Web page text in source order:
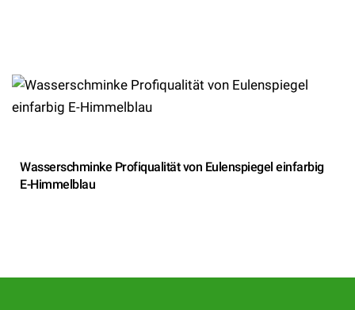
Wasserschminke Profiqualität von Eulenspiegel einfarbig
E-Himmelblau